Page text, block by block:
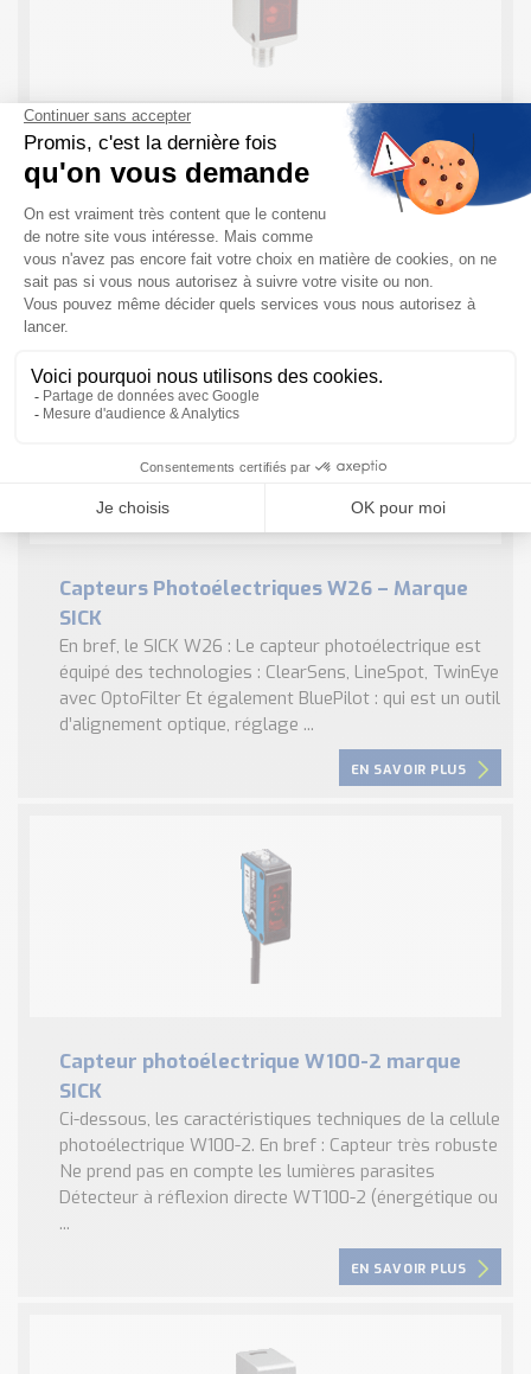
Cellule photoélectrique G6 INOX SICK
Ci-dessous les différentes caractéristiques des
Cellules Photo Electriques G6 INOX. En bref : Boîtier en
acier inoxydable 1.4404 (316L), trous de fixation avec
filetage M3 Deux version avec lumière rouge ...
EN SAVOIR PLUS
Capteurs Photoélectriques W26 – Marque
SICK
En bref, le SICK W26 : Le capteur photoélectrique est
équipé des technologies : ClearSens, LineSpot, TwinEye
avec OptoFilter Et également BluePilot : qui est un outil
d’alignement optique, réglage ...
EN SAVOIR PLUS
Capteur photoélectrique W100-2 marque
SICK
Ci-dessous, les caractéristiques techniques de la cellule
photoélectrique W100-2. En bref : Capteur très robuste
Ne prend pas en compte les lumières parasites
Détecteur à réflexion directe WT100-2 (énergétique ou
...
EN SAVOIR PLUS